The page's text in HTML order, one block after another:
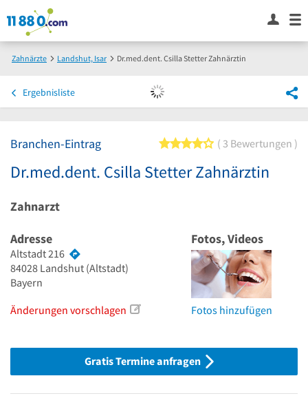
Zahnärzte Landshut, Isar Dr.med.dent. Csilla Stetter Zahnärztin
Ergebnisliste
Branchen-Eintrag 4 von 5 Sternen
3 Bewertungen
Dr.med.dent. Csilla Stetter Zahnärztin
Zahnarzt
Adresse
Altstadt 216
84028 Landshut (Altstadt)
Bayern
Änderungen vorschlagen
Fotos, Videos
Fotos hinzufügen
Gratis Termine anfragen